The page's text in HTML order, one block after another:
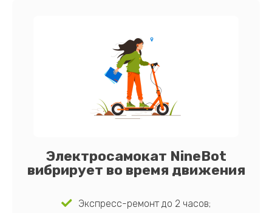
Электросамокат NineBot
вибрирует во время движения
Экспресс-ремонт до 2 часов;